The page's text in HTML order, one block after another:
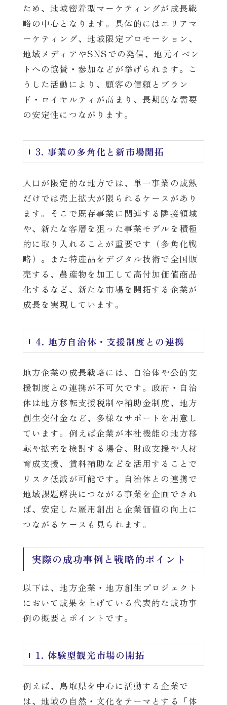
ため、地域密着型マーケティングが成長戦
略の中心となります。具体的にはエリアマ
ーケティング、地域限定プロモーション、
地域メディアやSNSでの発信、地元イベン
トへの協賛・参加などが挙げられます。こ
うした活動により、顧客の信頼とブラン
ド・ロイヤルティが高まり、長期的な需要
の安定性につながります。
3. 事業の多角化と新市場開拓
人口が限定的な地方では、単一事業の成熟
だけでは売上拡大が限られるケースがあり
ます。そこで既存事業に関連する隣接領域
や、新たな客層を狙った事業モデルを積極
的に取り入れることが重要です（多角化戦
略）。また特産品をデジタル技術で全国販
売する、農産物を加工して高付加価値商品
化するなど、新たな市場を開拓する企業が
成長を実現しています。
4. 地方自治体・支援制度との連携
地方企業の成長戦略には、自治体や公的支
援制度との連携が不可欠です。政府・自治
体は地方移転支援税制や補助金制度、地方
創生交付金など、多様なサポートを用意し
ています。例えば企業が本社機能の地方移
転や拡充を検討する場合、財政支援や人材
育成支援、賃料補助などを活用することで
リスク低減が可能です。自治体との連携で
地域課題解決につながる事業を企画できれ
ば、安定した雇用創出と企業価値の向上に
つながるケースも見られます。
実際の成功事例と戦略的ポイント
以下は、地方企業・地方創生プロジェクト
において成果を上げている代表的な成功事
例の概要とポイントです。
1. 体験型観光市場の開拓
例えば、鳥取県を中心に活動する企業で
は、地域の自然・文化をテーマとする「体